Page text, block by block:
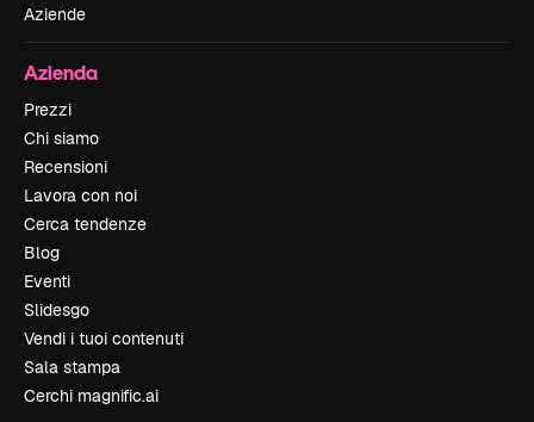
Aziende
Azienda
Prezzi
Chi siamo
Recensioni
Lavora con noi
Cerca tendenze
Blog
Eventi
Slidesgo
Vendi i tuoi contenuti
Sala stampa
Cerchi magnific.ai